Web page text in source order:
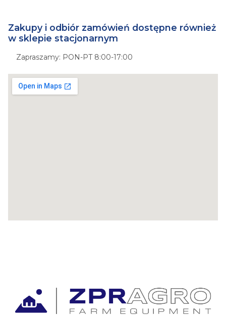
Zakupy i odbiór zamówień dostępne również
w sklepie stacjonarnym
Zapraszamy: PON-PT 8:00-17:00